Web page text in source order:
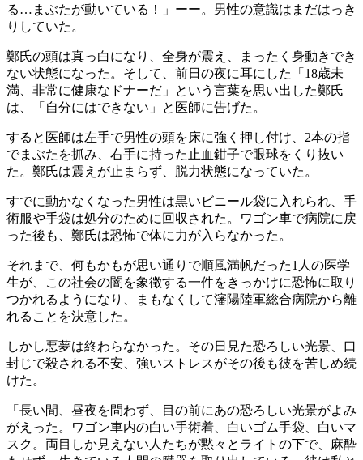
る…まぶたが動いている！」ーー。男性の意識はまだはっき
りしていた。
鄭氏の頭は真っ白になり、全身が震え、まったく身動きでき
ない状態になった。そして、前日の夜に耳にした「18歳未
満、非常に健康なドナーだ」という言葉を思い出した鄭氏
は、「自分にはできない」と医師に告げた。
すると医師は左手で男性の頭を床に強く押し付け、2本の指
でまぶたを抓み、右手に持った止血鉗子で眼球をくり抜い
た。鄭氏は震えが止まらず、脱力状態になっていた。
すでに動かなくなった男性は黒いビニール袋に入れられ、手
術服や手袋は処分のために回収された。ワゴン車で病院に戻
った後も、鄭氏は恐怖で体に力が入らなかった。
それまで、何もかもが思い通りで順風満帆だった1人の医学
生が、この社会の闇を象徴する一件をきっかけに恐怖に取り
つかれるようになり、まもなくして瀋陽陸軍総合病院から離
れることを決意した。
しかし悪夢は終わらなかった。その日見た恐ろしい光景、口
封じで殺される不安、強いストレスがその後も彼を苦しめ続
けた。
「長い間、昼夜を問わず、目の前にあの恐ろしい光景がよみ
がえった。ワゴン車内の白い手術着、白いゴム手袋、白いマ
スク。両目しか見えない人たちが黙々とライトの下で、麻酔